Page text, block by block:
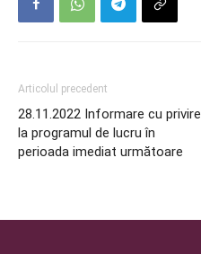
Articolul precedent
28.11.2022 Informare cu privire
la programul de lucru în
perioada imediat următoare